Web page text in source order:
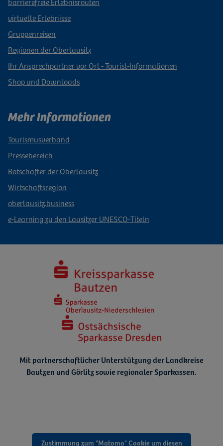
virtuelle Erlebnisse
Gruppenreisen
Regionen der Oberlausitz
Ihr Ansprechpartner vor Ort - Tourist-Informationen
Shop und Downloads
Mehr Informationen
Tourismusverband
Pressebereich
Botschafter der Oberlausitz
Wirtschaftsregion
oberlausitz.business
e-Learning zu den Lausitzer UNESCO-Titeln
Mit partnerschaftlicher Unterstützung der Landkreise
Bautzen und Görlitzsowie regionaler Sparkassen.
Zustimmung zum "Matomo" Cookie um diesen